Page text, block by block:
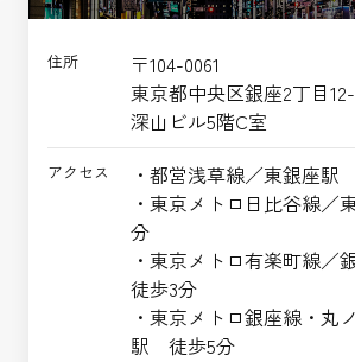
住所
〒104-0061
東京都中央区銀座2丁目
深山ビル5階C室
アクセス
・都営浅草線／東銀座
・東京メトロ日比谷線
分
・東京メトロ有楽町線／
徒歩3分
・東京メトロ銀座線・丸
駅 徒歩5分